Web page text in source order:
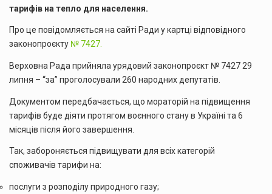
тарифів на тепло для населення.
Про це повідомляється на сайті Ради у картці відповідного
законопроєкту № 7427.
Верховна Рада прийняла урядовий законопроєкт № 7427 29
липня – “за” проголосували 260 народних депутатів.
Документом передбачається, що мораторій на підвищення
тарифів буде діяти протягом воєнного стану в Україні та 6
місяців після його завершення.
Так, забороняється підвищувати для всіх категорій
споживачів тарифи на:
послуги з розподілу природного газу;